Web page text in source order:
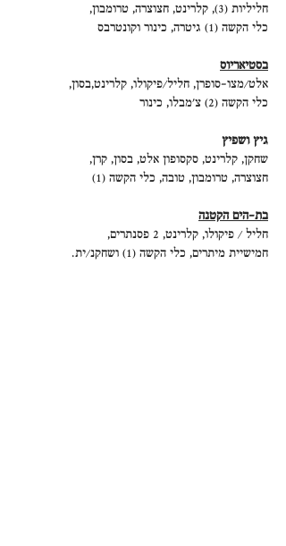
חליליות (3), קלרינט, חצוצרה, טרומבון,
כלי הקשה (1) גיטרה, כינור וקונטרבס
בסטיאריוס
אלט/מצו-סופרן, חליל/פיקולו, קלרינט,בסון,
כלי הקשה (2) צ'מבלו, כינור
גיץ ושפיץ
שחקן, קלרינט, סקסופון אלט, בסון, קרן,
חצוצרה, טרומבון, טובה, כלי הקשה (1)
בת-הים הקטנה
חליל / פיקולו, קלרינט, 2 פסנתרים,
חמישיית מיתרים, כלי הקשה (1) ושחקנ/ית.